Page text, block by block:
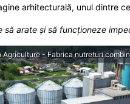
arhitecturală, unul dintre
arate și să funcționeze
Agriculture - Fabrica nutreturi